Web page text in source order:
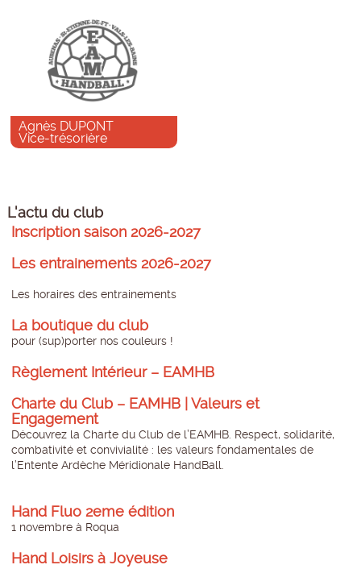
Agnès DUPONT
Vice-trésorière
L'actu du club
Inscription saison 2026-2027
Les entrainements 2026-2027
Les horaires des entrainements
La boutique du club
pour (sup)porter nos couleurs !
Règlement Intérieur – EAMHB
Charte du Club – EAMHB | Valeurs et
Engagement
Découvrez la Charte du Club de l’EAMHB. Respect, solidarité,
combativité et convivialité : les valeurs fondamentales de
l’Entente Ardèche Méridionale HandBall.
Hand Fluo 2eme édition
1 novembre à Roqua
Hand Loisirs à Joyeuse